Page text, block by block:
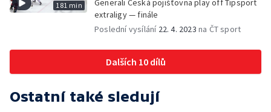
181 min
Generali Česká pojišťovna play off Tipsport
extraligy — finále
Poslední vysílání 22. 4. 2023 na ČT sport
Dalších 10 dílů
Ostatní také sledují